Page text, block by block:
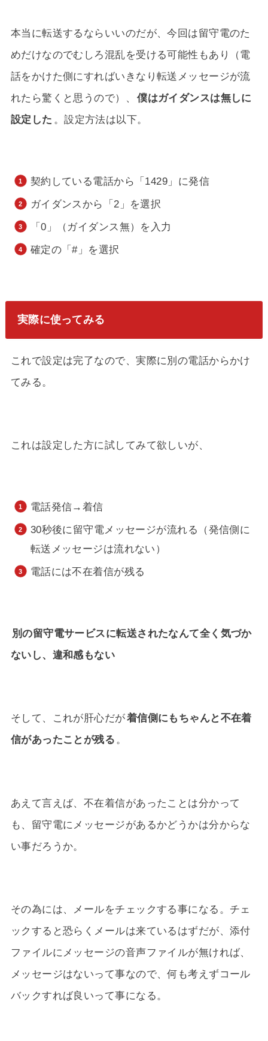
本当に転送するならいいのだが、今回は留守電のた
めだけなのでむしろ混乱を受ける可能性もあり（電
話をかけた側にすればいきなり転送メッセージが流
れたら驚くと思うので）、 僕はガイダンスは無しに
設定した 。設定方法は以下。
契約している電話から「1429」に発信
ガイダンスから「2」を選択
「0」（ガイダンス無）を入力
確定の「#」を選択
実際に使ってみる
これで設定は完了なので、実際に別の電話からかけ
てみる。
これは設定した方に試してみて欲しいが、
電話発信→着信
30秒後に留守電メッセージが流れる（発信側に
転送メッセージは流れない）
電話には不在着信が残る
別の留守電サービスに転送されたなんて全く気づか
ないし、違和感もない
そして、これが肝心だが着信側にもちゃんと不在着
信があったことが残る 。
あえて言えば、不在着信があったことは分かって
も、留守電にメッセージがあるかどうかは分からな
い事だろうか。
その為には、メールをチェックする事になる。チェ
ックすると恐らくメールは来ているはずだが、添付
ファイルにメッセージの音声ファイルが無ければ、
メッセージはないって事なので、何も考えずコール
バックすれば良いって事になる。